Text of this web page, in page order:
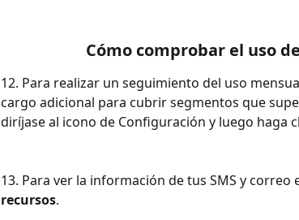
Cómo comprobar el uso
12. Para realizar un seguimiento del uso
cargo adicional para cubrir segmentos que
diríjase al icono de Configuración y luego haga
13. Para ver la información de tus SMS y correo
recursos.